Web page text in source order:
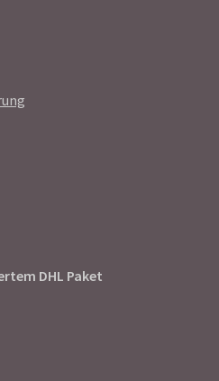
DHL Paket